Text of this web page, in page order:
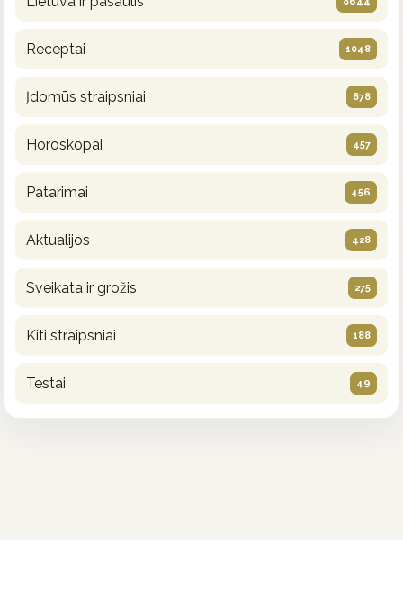
Receptai 1048
Įdomūs straipsniai 878
Horoskopai 457
Patarimai 456
Aktualijos 428
Sveikata ir grožis 275
Kiti straipsniai 188
Testai 49